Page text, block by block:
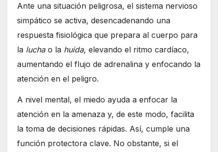
Ante una situación peligrosa, el sistema nervioso
simpático se activa, desencadenando una
respuesta fisiológica que prepara al cuerpo para
la luchao la huida, elevando el ritmo cardíaco,
aumentando el flujo de adrenalina y enfocando la
atención en el peligro.
A nivel mental, el miedo ayuda a enfocar la
atención en la amenaza y, de este modo, facilita
la toma de decisiones rápidas. Así, cumple una
función protectora clave. No obstante, si el